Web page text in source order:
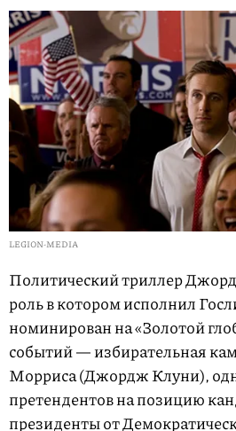
LEGION-MEDIA
Политический триллер
роль в котором исполнил
номинирован на «Золотой
событий — избирательная
Морриса (Джордж Клуни),
претендентов на позицию
президенты от